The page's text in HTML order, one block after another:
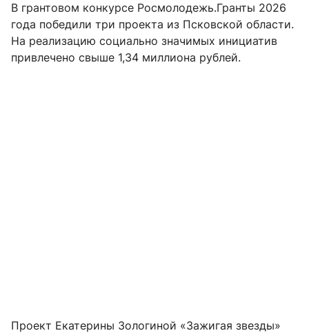
В грантовом конкурсе Росмолодежь.Гранты 2026
года победили три проекта из Псковской области.
На реализацию социально значимых инициатив
привлечено свыше 1,34 миллиона рублей.
Проект Екатерины Зологиной «Зажигая звезды»